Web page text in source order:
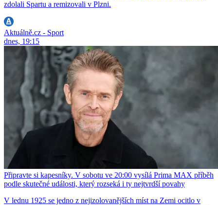
zdolali Spartu a remizovali v Plzni.
Aktuálně.cz - Sport
dnes, 19:15
Připravte si kapesníky. V sobotu ve 20:00 vysílá Prima MAX příběh
podle skutečné události, který rozseká i ty nejtvrdší povahy
V lednu 1925 se jedno z nejizolovanějších míst na Zemi ocitlo v